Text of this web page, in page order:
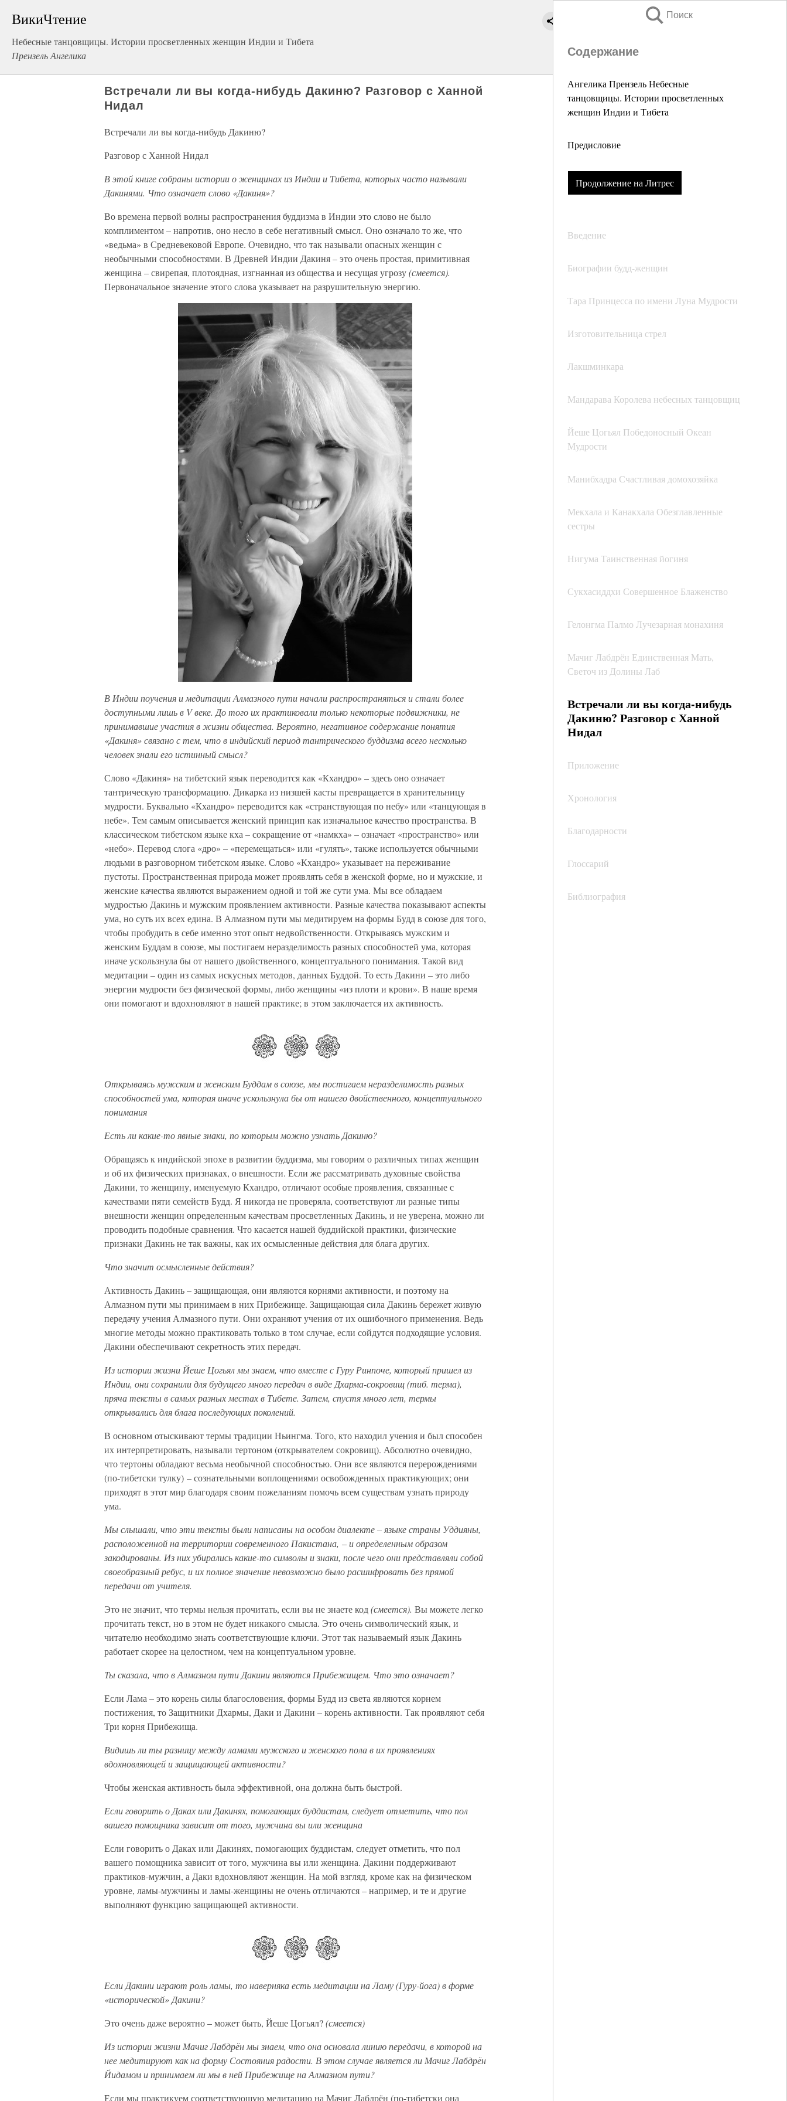
ВикиЧтение
Небесные танцовщицы. Истории просветленных женщин Индии и Тибета
Прензель Ангелика
Поиск
Содержание
Ангелика Прензель Небесные
танцовщицы. Истории просветленных
женщин Индии и Тибета
Предисловие
Продолжение на Литрес
Введение
Биографии будд-женщин
Тара Принцесса по имени Луна Мудрости
Изготовительница стрел
Лакшминкара
Мандарава Королева небесных танцовщиц
Йеше Цогьял Победоносный Океан
Мудрости
Манибхадра Счастливая домохозяйка
Мекхала и Канакхала Обезглавленные
сестры
Нигума Таинственная йогиня
Сукхасиддхи Совершенное Блаженство
Гелонгма Палмо Лучезарная монахиня
Мачиг Лабдрён Единственная Мать,
Светоч из Долины Лаб
Встречали ли вы когда-нибудь
Дакиню? Разговор с Ханной
Нидал
Приложение
Хронология
Благодарности
Глоссарий
Библиография
Встречали ли вы когда-нибудь Дакиню? Разговор с Ханной
Нидал
Встречали ли вы когда-нибудь Дакиню?
Разговор с Ханной Нидал
В этой книге собраны истории о женщинах из Индии и Тибета, которых часто называли
Дакинями. Что означает слово «Дакиня»?
Во времена первой волны распространения буддизма в Индии это слово не было
комплиментом – напротив, оно несло в себе негативный смысл. Оно означало то же, что
«ведьма» в Средневековой Европе. Очевидно, что так называли опасных женщин с
необычными способностями. В Древней Индии Дакиня – это очень простая, примитивная
женщина – свирепая, плотоядная, изгнанная из общества и несущая угрозу(смеется).
Первоначальное значение этого слова указывает на разрушительную энергию.
В Индии поучения и медитации Алмазного пути начали распространяться и стали более
доступными лишь в V веке. До того их практиковали только некоторые подвижники, не
принимавшие участия в жизни общества. Вероятно, негативное содержание понятия
«Дакиня» связано с тем, что в индийский период тантрического буддизма всего несколько
человек знали его истинный смысл?
Слово «Дакиня» на тибетский язык переводится как «Кхандро» – здесь оно означает
тантрическую трансформацию. Дикарка из низшей касты превращается в хранительницу
мудрости. Буквально «Кхандро» переводится как «странствующая по небу» или «танцующая в
небе». Тем самым описывается женский принцип как изначальное качество пространства. В
классическом тибетском языке кха – сокращение от «намкха» – означает «пространство» или
«небо». Перевод слога «дро» – «перемещаться» или «гулять», также используется обычными
людьми в разговорном тибетском языке. Слово «Кхандро» указывает на переживание
пустоты. Пространственная природа может проявлять себя в женской форме, но и мужские, и
женские качества являются выражением одной и той же сути ума. Мы все обладаем
мудростью Дакинь и мужским проявлением активности. Разные качества показывают аспекты
ума, но суть их всех едина. В Алмазном пути мы медитируем на формы Будд в союзе для того,
чтобы пробудить в себе именно этот опыт недвойственности. Открываясь мужским и
женским Буддам в союзе, мы постигаем неразделимость разных способностей ума, которая
иначе ускользнула бы от нашего двойственного, концептуального понимания. Такой вид
медитации – один из самых искусных методов, данных Буддой. То есть Дакини – это либо
энергии мудрости без физической формы, либо женщины «из плоти и крови». В наше время
они помогают и вдохновляют в нашей практике; в этом заключается их активность.
Открываясь мужским и женским Буддам в союзе, мы постигаем неразделимость разных
способностей ума, которая иначе ускользнула бы от нашего двойственного, концептуального
понимания
Есть ли какие-то явные знаки, по которым можно узнать Дакиню?
Обращаясь к индийской эпохе в развитии буддизма, мы говорим о различных типах женщин
и об их физических признаках, о внешности. Если же рассматривать духовные свойства
Дакини, то женщину, именуемую Кхандро, отличают особые проявления, связанные с
качествами пяти семейств Будд. Я никогда не проверяла, соответствуют ли разные типы
внешности женщин определенным качествам просветленных Дакинь, и не уверена, можно ли
проводить подобные сравнения. Что касается нашей буддийской практики, физические
признаки Дакинь не так важны, как их осмысленные действия для блага других.
Что значит осмысленные действия?
Активность Дакинь – защищающая, они являются корнями активности, и поэтому на
Алмазном пути мы принимаем в них Прибежище. Защищающая сила Дакинь бережет живую
передачу учения Алмазного пути. Они охраняют учения от их ошибочного применения. Ведь
многие методы можно практиковать только в том случае, если сойдутся подходящие условия.
Дакини обеспечивают секретность этих передач.
Из истории жизни Йеше Цогьял мы знаем, что вместе с Гуру Ринпоче, который пришел из
Индии, они сохранили для будущего много передач в виде Дхарма-сокровищ (тиб. терма),
пряча тексты в самых разных местах в Тибете. Затем, спустя много лет, термы
открывались для блага последующих поколений.
В основном отыскивают термы традиции Ньингма. Того, кто находил учения и был способен
их интерпретировать, называли тертоном (открывателем сокровищ). Абсолютно очевидно,
что тертоны обладают весьма необычной способностью. Они все являются перерождениями
(по-тибетски тулку) – сознательными воплощениями освобожденных практикующих; они
приходят в этот мир благодаря своим пожеланиям помочь всем существам узнать природу
ума.
Мы слышали, что эти тексты были написаны на особом диалекте – языке страны Уддияны,
расположенной на территории современного Пакистана, – и определенным образом
закодированы. Из них убирались какие-то символы и знаки, после чего они представляли собой
своеобразный ребус, и их полное значение невозможно было расшифровать без прямой
передачи от учителя.
Это не значит, что термы нельзя прочитать, если вы не знаете код(смеется). Вы можете легко
прочитать текст, но в этом не будет никакого смысла. Это очень символический язык, и
читателю необходимо знать соответствующие ключи. Этот так называемый язык Дакинь
работает скорее на целостном, чем на концептуальном уровне.
Ты сказала, что в Алмазном пути Дакини являются Прибежищем. Что это означает?
Если Лама – это корень силы благословения, формы Будд из света являются корнем
постижения, то Защитники Дхармы, Даки и Дакини – корень активности. Так проявляют себя
Три корня Прибежища.
Видишь ли ты разницу между ламами мужского и женского пола в их проявлениях
вдохновляющей и защищающей активности?
Чтобы женская активность была эффективной, она должна быть быстрой.
Если говорить о Даках или Дакинях, помогающих буддистам, следует отметить, что пол
вашего помощника зависит от того, мужчина вы или женщина
Если говорить о Даках или Дакинях, помогающих буддистам, следует отметить, что пол
вашего помощника зависит от того, мужчина вы или женщина. Дакини поддерживают
практиков-мужчин, а Даки вдохновляют женщин. На мой взгляд, кроме как на физическом
уровне, ламы-мужчины и ламы-женщины не очень отличаются – например, и те и другие
выполняют функцию защищающей активности.
Если Дакини играют роль ламы, то наверняка есть медитации на Ламу (Гуру-йога) в форме
«исторической» Дакини?
Это очень даже вероятно – может быть, Йеше Цогьял?(смеется)
Из истории жизни Мачиг Лабдрён мы знаем, что она основала линию передачи, в которой на
нее медитируют как на форму Состояния радости. В этом случае является ли Мачиг Лабдрён
Йидамом и принимаем ли мы в ней Прибежище на Алмазном пути?
Если мы практикуем соответствующую медитацию на Мачиг Лабдрён (по-тибетски она